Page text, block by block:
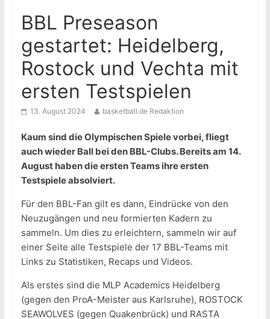
BBL Preseason
gestartet: Heidelberg,
Rostock und Vechta mit
ersten Testspielen
13. August 2024 basketball.de Redaktion
Kaum sind die Olympischen Spiele vorbei, fliegt
auch wieder Ball bei den BBL-Clubs. Bereits am 14.
August haben die ersten Teams ihre ersten
Testspiele absolviert.
Für den BBL-Fan gilt es dann, Eindrücke von den
Neuzugängen und neu formierten Kadern zu
sammeln. Um dies zu erleichtern, sammeln wir auf
einer Seite alle Testspiele der 17 BBL-Teams mit
Links zu Statistiken, Recaps und Videos.
Als erstes sind die MLP Academics Heidelberg
(gegen den ProA-Meister aus Karlsruhe), ROSTOCK
SEAWOLVES (gegen Quakenbrück) und RASTA